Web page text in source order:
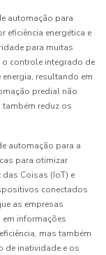
automação para
eficiência energética e
para muitas
o controle integrado de
resultando em
predial não
reduz os
automação para a
para otimizar
Coisas (IoT) e
conectados
as empresas
informações
mas também
de inatividade e os